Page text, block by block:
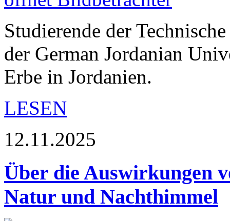
Studierende der
der German Jordanian
Erbe in Jordanien.
LESEN
12.11.2025
Über die Auswirkungen
Natur und Nachthimmel